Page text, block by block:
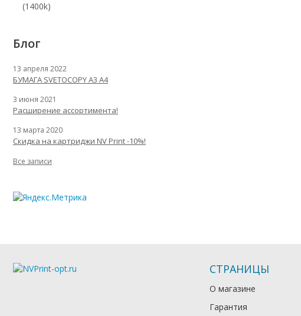
Блог
13 апреля 2022
БУМАГА SVETOCOPY A3 A4
3 июня 2021
Расширение ассортимента!
13 марта 2020
Скидка на картриджи NV Print -10%!
Все записи
СТРАНИЦЫ
О магазине
Гарантия